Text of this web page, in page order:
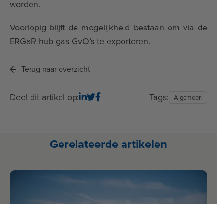
worden.
Voorlopig blijft de mogelijkheid bestaan om via de
ERGaR hub gas GvO’s te exporteren.
Terug naar overzicht
Deel dit artikel op: Tags: Algemeen
Gerelateerde artikelen